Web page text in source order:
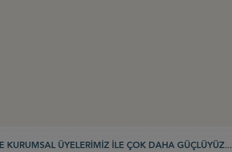
KURUMSAL ÜYELERİMİZ İLE ÇOK DAHA GÜÇLÜYÜZ...